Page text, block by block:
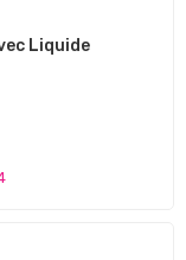
Liquide